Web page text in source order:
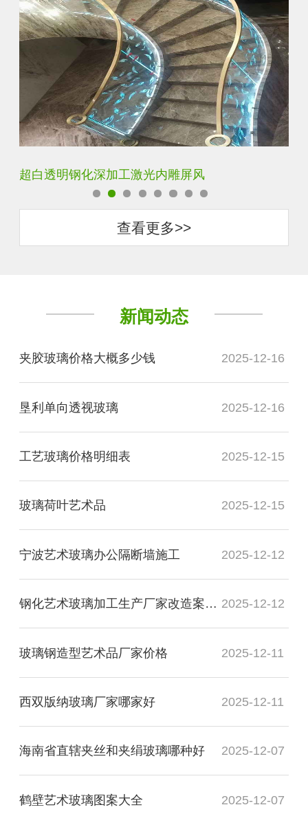
玄关水晶立体雕刻3D激光内雕玻璃
查看更多>>
新闻动态
夹胶玻璃价格大概多少钱 2025-12-16
垦利单向透视玻璃 2025-12-16
工艺玻璃价格明细表 2025-12-15
玻璃荷叶艺术品 2025-12-15
宁波艺术玻璃办公隔断墙施工 2025-12-12
钢化艺术玻璃加工生产厂家改造案例图 2025-12-12
玻璃钢造型艺术品厂家价格 2025-12-11
西双版纳玻璃厂家哪家好 2025-12-11
海南省直辖夹丝和夹绢玻璃哪种好 2025-12-07
鹤壁艺术玻璃图案大全 2025-12-07